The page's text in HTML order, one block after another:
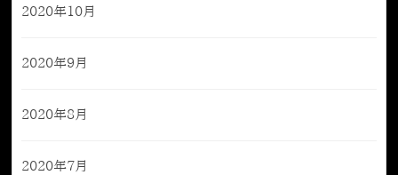
2020年10月
2020年9月
2020年8月
2020年7月